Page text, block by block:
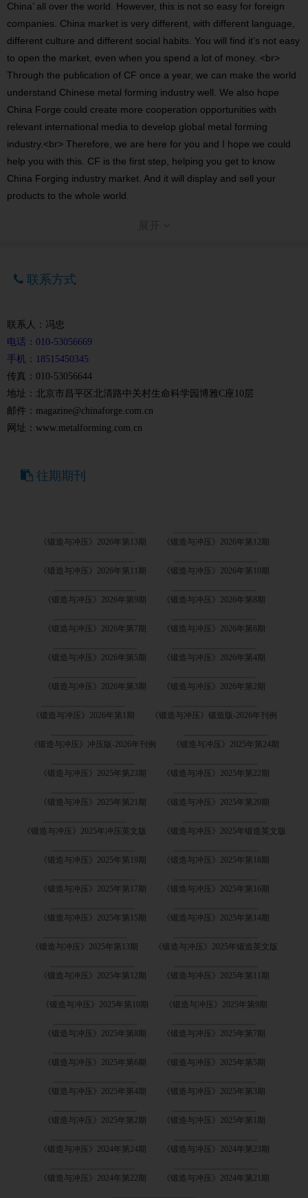
China’ all over the world. However, this is not so easy for foreign
companies. China market is very different, with different language,
different culture and different social habits. You will find it’s not easy
to open the market, even when you spend a lot of money. <br>
Through the publication of CF once a year, we can make the world
understand Chinese metal forming industry well. We also hope
China Forge could create more cooperation opportunities with
relevant international media to develop global metal forming
industry.<br> Therefore, we are here for you and I hope we could
help you with this. CF is the first step, helping you get to know
China Forging industry market. And it will display and sell your
products to the whole world.
联系方式
联系人：冯忠
电话：010-53056669
手机：18515450345
传真：010-53056644
地址：北京市昌平区北清路中关村生命科学园博雅C座10层
邮件：magazine@chinaforge.com.cn
网址：www.metalforming.com.cn
往期期刊
《锻造与冲压》2026年第13期 《锻造与冲压》2026年第12期
《锻造与冲压》2026年第11期 《锻造与冲压》2026年第10期
《锻造与冲压》2026年第9期 《锻造与冲压》2026年第8期
《锻造与冲压》2026年第7期 《锻造与冲压》2026年第6期
《锻造与冲压》2026年第5期 《锻造与冲压》2026年第4期
《锻造与冲压》2026年第3期 《锻造与冲压》2026年第2期
《锻造与冲压》2026年第1期 《锻造与冲压》锻造版-2026年刊例
《锻造与冲压》冲压版-2026年刊例 《锻造与冲压》2025年第24期
《锻造与冲压》2025年第23期 《锻造与冲压》2025年第22期
《锻造与冲压》2025年第21期 《锻造与冲压》2025年第20期
《锻造与冲压》2025年冲压英文版 《锻造与冲压》2025年锻造英文版
《锻造与冲压》2025年第19期 《锻造与冲压》2025年第18期
《锻造与冲压》2025年第17期 《锻造与冲压》2025年第16期
《锻造与冲压》2025年第15期 《锻造与冲压》2025年第14期
《锻造与冲压》2025年第13期 《锻造与冲压》2025年锻造英文版
《锻造与冲压》2025年第12期 《锻造与冲压》2025年第11期
《锻造与冲压》2025年第10期 《锻造与冲压》2025年第9期
《锻造与冲压》2025年第8期 《锻造与冲压》2025年第7期
《锻造与冲压》2025年第6期 《锻造与冲压》2025年第5期
《锻造与冲压》2025年第4期 《锻造与冲压》2025年第3期
《锻造与冲压》2025年第2期 《锻造与冲压》2025年第1期
《锻造与冲压》2024年第24期 《锻造与冲压》2024年第23期
《锻造与冲压》2024年第22期 《锻造与冲压》2024年第21期